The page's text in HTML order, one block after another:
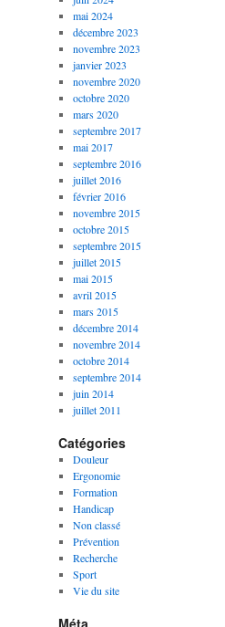
mai 2024
décembre 2023
novembre 2023
janvier 2023
novembre 2020
octobre 2020
mars 2020
septembre 2017
mai 2017
septembre 2016
juillet 2016
février 2016
novembre 2015
octobre 2015
septembre 2015
juillet 2015
mai 2015
avril 2015
mars 2015
décembre 2014
novembre 2014
octobre 2014
septembre 2014
juin 2014
juillet 2011
Catégories
Douleur
Ergonomie
Formation
Handicap
Non classé
Prévention
Recherche
Sport
Vie du site
Méta